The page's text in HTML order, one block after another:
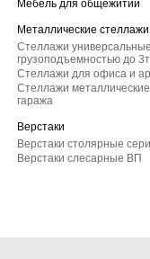
Мебель для общежитий
Металлические стеллажи
Стеллажи
грузоподъемностью до
Стеллажи для офиса и
Стеллажи
гаража
Верстаки
Верстаки столярные
Верстаки слесарные ВП